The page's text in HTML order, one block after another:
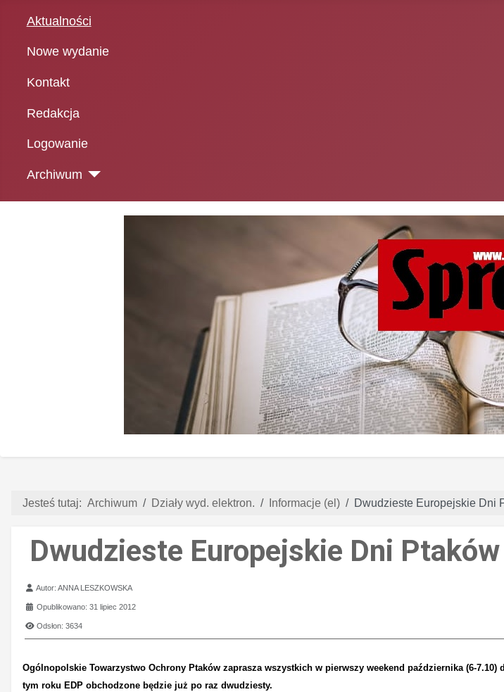
Aktualności
Nowe wydanie
Kontakt
Redakcja
Logowanie
Archiwum
Jesteś tutaj: Archiwum Działy wyd. elektron. Informacje (el) Dwudzieste Europejskie Dni
Dwudzieste Europejskie Dni
Szczegóły
Autor:ANNA LESZKOWSKA
Opublikowano: 31 lipiec 2012
Odsłon: 3634
Ogólnopolskie Towarzystwo Ochrony Ptaków zaprasza wszystkich w pierwszy weekend października (6-
tym roku EDP obchodzone będzie już po raz dwudziesty.